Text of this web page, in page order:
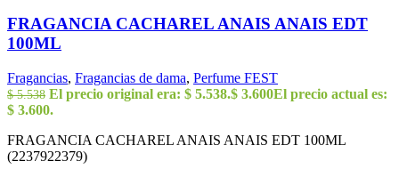
FRAGANCIA CACHAREL ANAIS ANAIS EDT
100ML
Fragancias, Fragancias de dama, Perfume FEST
$5.538 El precio original era: $ 5.538.$ 3.600El precio actual es:
$ 3.600.
FRAGANCIA CACHAREL ANAIS ANAIS EDT 100ML
(2237922379)